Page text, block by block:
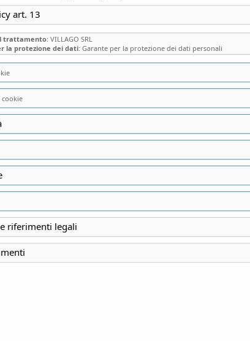
art. 13
trattamento: VILLAGO SRL
la protezione dei dati: Garante per la protezione dei dati personali
cookie
riferimenti legali